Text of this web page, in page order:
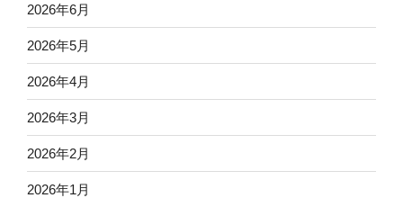
2026年6月
2026年5月
2026年4月
2026年3月
2026年2月
2026年1月